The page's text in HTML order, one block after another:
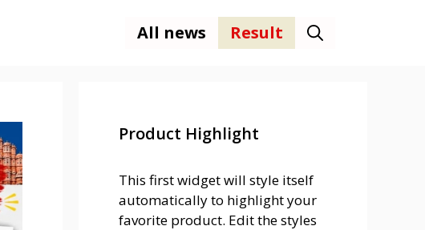
All news Result
Product Highlight
This first widget will style itself
automatically to highlight your
favorite product. Edit the styles